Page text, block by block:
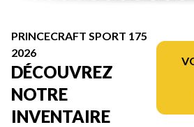
PRINCECRAFT SPORT 175
2026
DÉCOUVREZ
NOTRE
INVENTAIRE